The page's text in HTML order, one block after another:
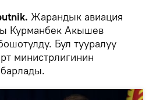
Жарандык авиация
Курманбек Акышев
Бул тууралуу
министрлигинин